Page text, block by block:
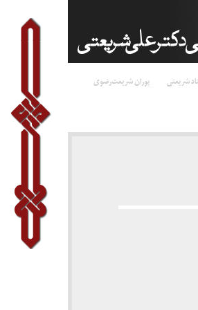
شریعتی پوران شریعت‌رضوی